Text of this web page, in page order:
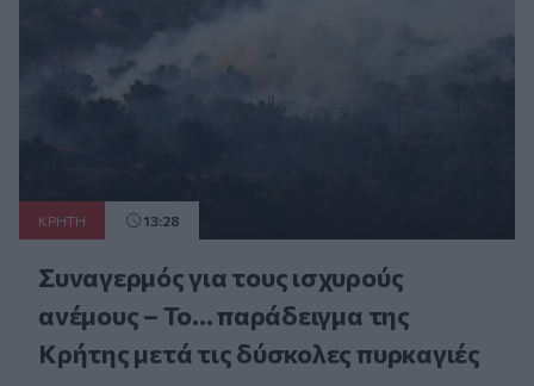
ΚΡΗΤΗ 13:28
Συναγερμός για τους ισχυρούς
ανέμους – Το... παράδειγμα της
Κρήτης μετά τις δύσκολες πυρκαγιές